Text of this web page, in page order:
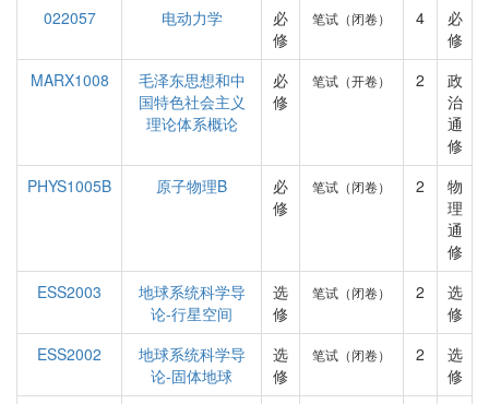
022057 电动力学
必
修
笔试（闭卷） 4
必
修
MARX1008
毛泽东思想和中
国特色社会主义
理论体系概论
必
修
笔试（开卷） 2
政
治
通
修
PHYS1005B
原子物理B
必
修
笔试（闭卷） 2
物
理
通
修
ESS2003
地球系统科学导
论-行星空间
选
修
笔试（闭卷） 2
选
修
ESS2002
地球系统科学导
论-固体地球
选
修
笔试（闭卷） 2
选
修